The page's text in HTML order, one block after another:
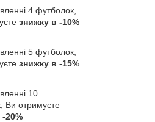
4 футболок,
знижку в -10%
5 футболок,
знижку в -15%
10
Ви отримуєте
20%